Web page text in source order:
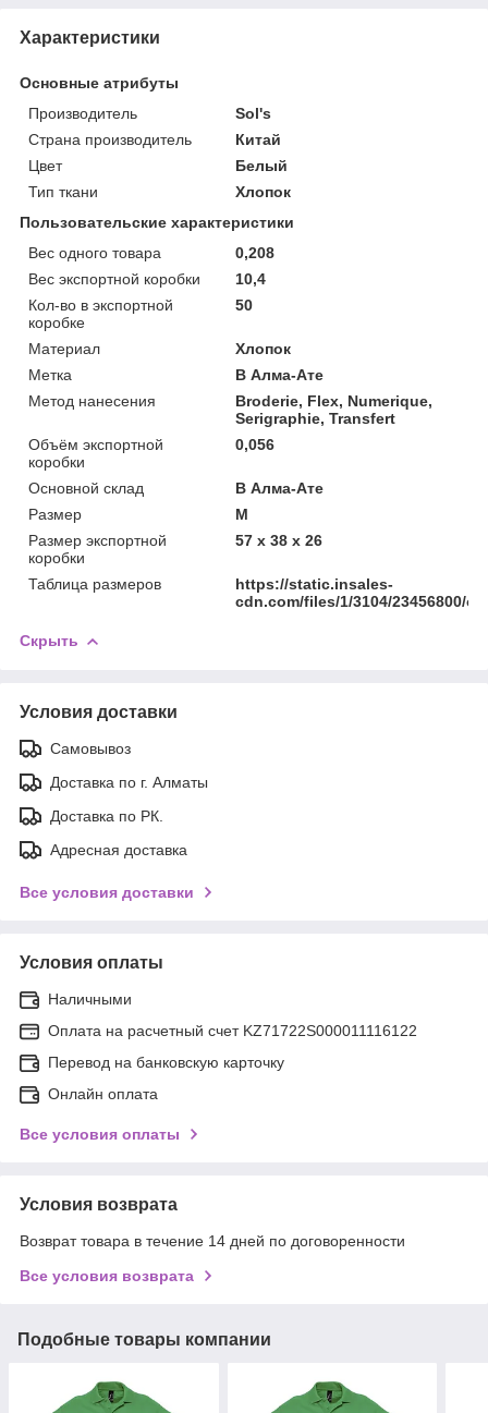
Характеристики
Основные атрибуты
Производитель
Sol's
Страна производитель
Китай
Цвет
Белый
Тип ткани
Хлопок
Пользовательские характеристики
Вес одного товара
0,208
Вес экспортной коробки
10,4
Кол-во в экспортной
коробке
50
Материал
Хлопок
Метка
В Алма-Ате
Метод нанесения
Broderie, Flex, Numerique,
Serigraphie, Transfert
Объём экспортной
коробки
0,056
Основной склад
В Алма-Ате
Размер
M
Размер экспортной
коробки
57 x 38 x 26
Таблица размеров
https://static.insales-
cdn.com/files/1/3104/23456800/
Скрыть
Условия доставки
Самовывоз
Доставка по г. Алматы
Доставка по РК.
Адресная доставка
Все условия доставки
Условия оплаты
Наличными
Оплата на расчетный счет KZ71722S000011116122
Перевод на банковскую карточку
Онлайн оплата
Все условия оплаты
Условия возврата
Возврат товара в течение 14 дней по договоренности
Все условия возврата
Подобные товары компании